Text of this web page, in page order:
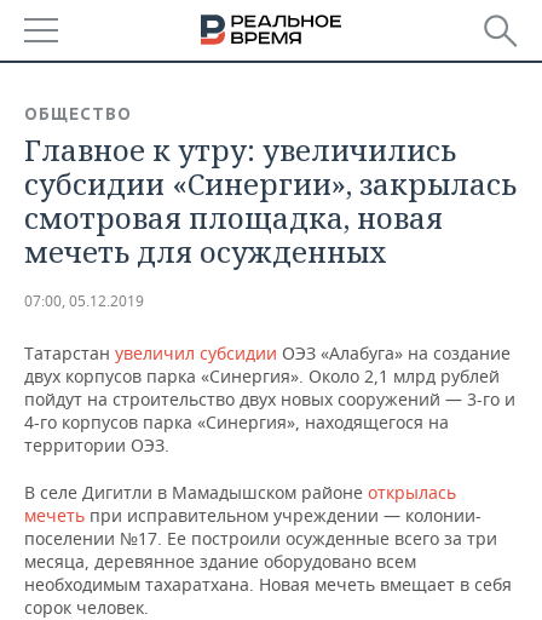
БАШКОРТОСТАН
ТАТАРСТАН
УДМУРТИЯ
НОВОСТИ
АНАЛИТИКА
НОВОСТИ АНАЛИТИКИ
ДЕКЛАРАЦИИ О ДОХОДАХ
КОРОЛИ ГОСЗАКАЗА ПФО
ВУЗЫ ТАТАРСТАНА
ТОРГОВЫЕ ЦЕНТРЫ
ТАТАРСТАНА
ЭКОНОМИКА
НОВОСТИ ЭКОНОМИКИ
ФИНАНСЫ
БАНКИ
ИНВЕСТИЦИИ
ПРОМЫШЛЕННОСТЬ
НОВОСТИ
ПРОМЫШЛЕННОСТИ
АГРОПРОМ
МАШИНОСТРОЕНИЕ
НЕФТЕХИМИЯ
НЕФТЬ
НЕДВИЖИМОСТЬ
НОВОСТИ НЕДВИЖИМОСТИ
АВТО
НОВОСТИ БИЗНЕСА
РОЗНИЧНАЯ ТОРГОВЛЯ
ТЕХНОЛОГИИ
НОВОСТИ ТЕХНОЛОГИЙ
МЕРОПРИЯТИЯ
ОБЩЕСТВО
Главное к утру: увеличились
субсидии «Синергии», закрылась
смотровая площадка, новая
мечеть для осужденных
07:00, 05.12.2019
Татарстан увеличил субсидии ОЭЗ «Алабуга» на создание
двух корпусов парка «Синергия». Около 2,1 млрд рублей
пойдут на строительство двух новых сооружений — 3-го и
4-го корпусов парка «Синергия», находящегося на
территории ОЭЗ.
В селе Дигитли в Мамадышском районе открылась
мечеть при исправительном учреждении — колонии-
поселении №17. Ее построили осужденные всего за три
месяца, деревянное здание оборудовано всем
необходимым тахаратхана. Новая мечеть вмещает в себя
сорок человек.